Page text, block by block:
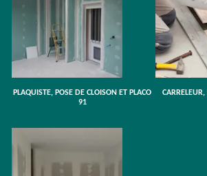
PLAQUISTE, POSE DE CLOISON ET PLACO
91